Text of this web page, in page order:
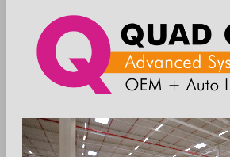
Die Preise werden nach der
angezeigt
Zum Merkzettel hinzufügen
Einzelteile Farbe: schwarz Halterung